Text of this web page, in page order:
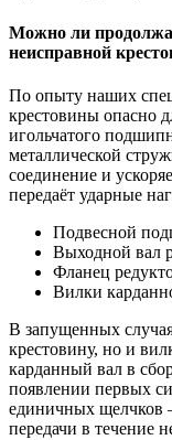
Можно ли
неисправной
По опыту наших
крестовины опасно
игольчатого
металлической
соединение и
передаёт ударные
Подвесной
Выходной вал
Фланец
Вилки
В запущенных
крестовину, но и
карданный вал в
появлении первых
единичных щелчков
передачи в течение